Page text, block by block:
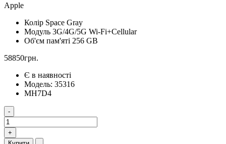
Apple
Колір Space Gray
Модуль 3G/4G/5G Wi-Fi+Cellular
Об'єм пам'яті 256 GB
58850грн.
Є в наявності
Модель: 35316
MH7D4
-
+